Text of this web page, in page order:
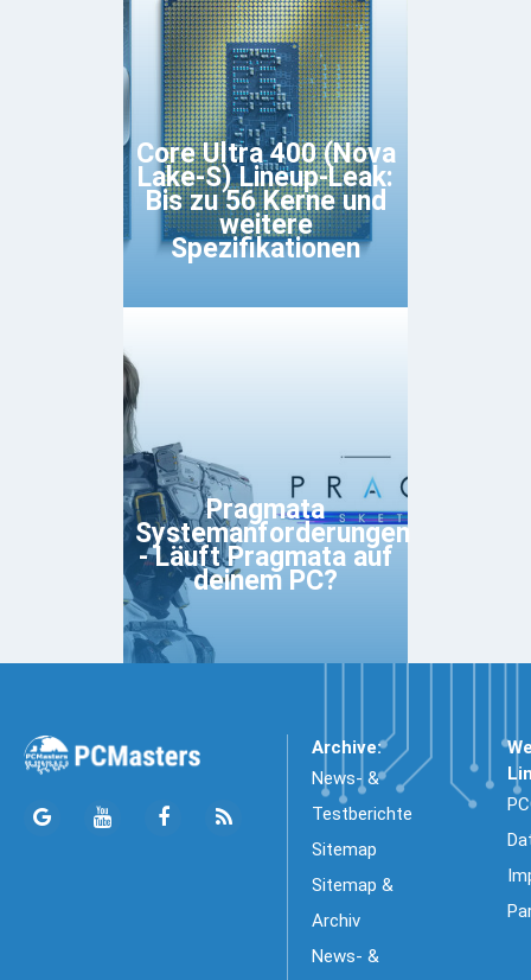
Core Ultra 400 (Nova
Lake-S) Lineup-Leak:
Bis zu 56 Kerne und
weitere
Spezifikationen
Pragmata
Systemanforderungen
- Läuft Pragmata auf
deinem PC?
Archive:
News- &
Testberichte
Sitemap
Sitemap &
Archiv
News- &